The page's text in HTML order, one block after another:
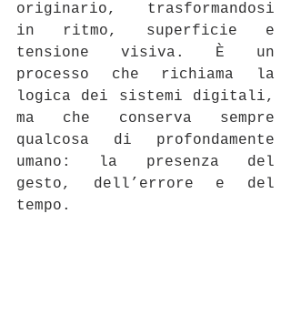
originario, trasformandosi
in ritmo, superficie e
tensione visiva. È un
processo che richiama la
logica dei sistemi digitali,
ma che conserva sempre
qualcosa di profondamente
umano: la presenza del
gesto, dell’errore e del
tempo.